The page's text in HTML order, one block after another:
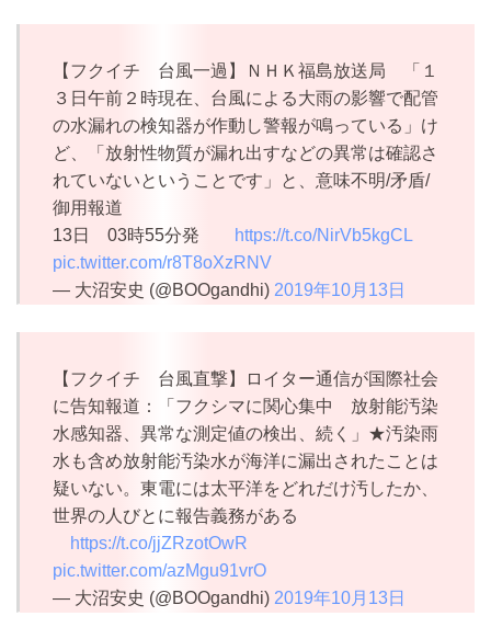
【フクイチ 台風一過】ＮＨＫ福島放送局 「１
３日午前２時現在、台風による大雨の影響で配管
の水漏れの検知器が作動し警報が鳴っている」け
ど、「放射性物質が漏れ出すなどの異常は確認さ
れていないということです」と、意味不明/矛盾/
御用報道
13日 03時55分発
https://t.co/NirVb5kgCL
pic.twitter.com/r8T8oXzRNV
— 大沼安史 (@BOOgandhi) 2019年10月13日
【フクイチ 台風直撃】ロイター通信が国際社会
に告知報道：「フクシマに関心集中 放射能汚染
水感知器、異常な測定値の検出、続く」★汚染雨
水も含め放射能汚染水が海洋に漏出されたことは
疑いない。東電には太平洋をどれだけ汚したか、
世界の人びとに報告義務がある
https://t.co/jjZRzotOwR
pic.twitter.com/azMgu91vrO
— 大沼安史 (@BOOgandhi) 2019年10月13日